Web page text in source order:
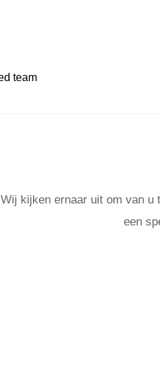
Wij kijken ernaar uit om van u
een